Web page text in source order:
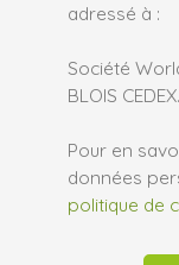
adressé à :
Société
BLOIS CEDEX.
Pour en
données
politique de